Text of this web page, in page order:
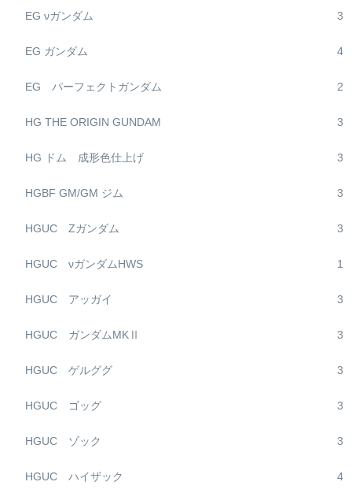
EG νガンダム 3
EG ガンダム 4
EG パーフェクトガンダム 2
HG THE ORIGIN GUNDAM 3
HG ドム 成形色仕上げ 3
HGBF GM/GM ジム 3
HGUC Zガンダム 3
HGUC νガンダムHWS 1
HGUC アッガイ 3
HGUC ガンダムMKⅡ 3
HGUC ゲルググ 3
HGUC ゴッグ 3
HGUC ゾック 3
HGUC ハイザック 4